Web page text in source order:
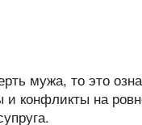
мужа, то это
и конфликты на